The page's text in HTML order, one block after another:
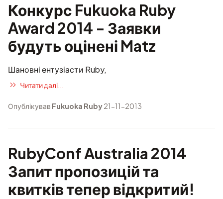
Конкурс Fukuoka Ruby
Award 2014 - Заявки
будуть оцінені Matz
Шановні ентузіасти Ruby,
Читати далі...
Опублікував Fukuoka Ruby21-11-2013
RubyConf Australia 2014
Запит пропозицій та
квитків тепер відкритий!